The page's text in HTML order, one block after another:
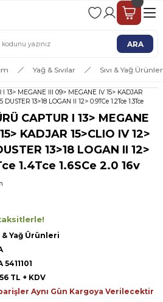
İÇERİSİNDE KARGO
ARA
Yağ & Sıvılar Sıvı & Yağ
CAPTUR I 13> MEGANE
KADJAR 15>CLIO IV 12>
13>18 LOGAN II 12>
1.4Tce 1.6SCe 2.0 16v
& Yağ Ürünleri
5411101
TL + KDV
Aynı Gün Kargoya Verilecektir